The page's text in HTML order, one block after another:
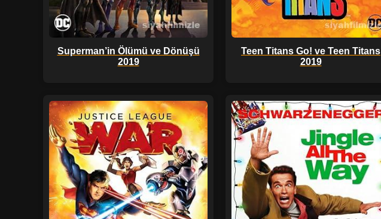
Superman’in Ölümü ve Dönüşü
2019
Teen Titans Go! ve Teen Titans
2019